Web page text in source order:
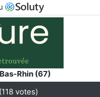
Rhin (67)
(118 votes)